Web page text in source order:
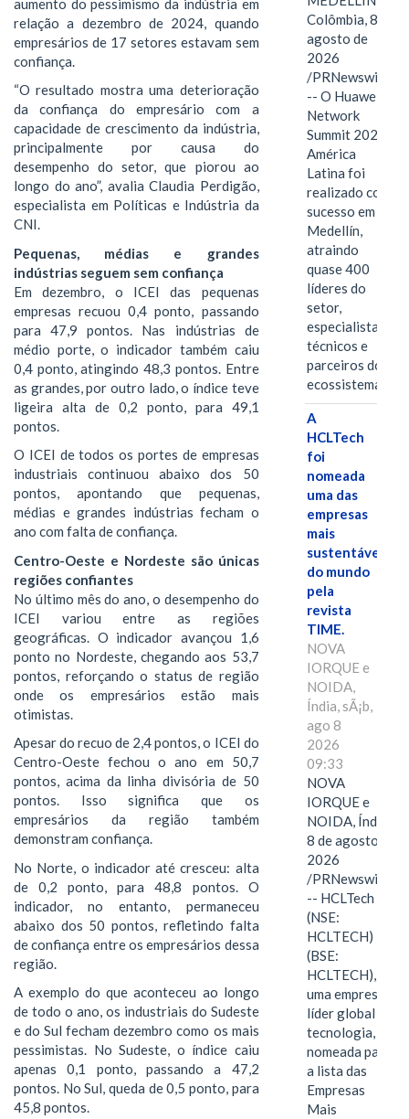
aumento do pessimismo da indústria em
relação a dezembro de 2024, quando
empresários de 17 setores estavam sem
confiança.
“O resultado mostra uma deterioração
da confiança do empresário com a
capacidade de crescimento da indústria,
principalmente por causa do
desempenho do setor, que piorou ao
longo do ano”, avalia Claudia Perdigão,
especialista em Políticas e Indústria da
CNI.
Pequenas, médias e grandes
indústrias seguem sem confiança
Em dezembro, o ICEI das pequenas
empresas recuou 0,4 ponto, passando
para 47,9 pontos. Nas indústrias de
médio porte, o indicador também caiu
0,4 ponto, atingindo 48,3 pontos. Entre
as grandes, por outro lado, o índice teve
ligeira alta de 0,2 ponto, para 49,1
pontos.
O ICEI de todos os portes de empresas
industriais continuou abaixo dos 50
pontos, apontando que pequenas,
médias e grandes indústrias fecham o
ano com falta de confiança.
Centro-Oeste e Nordeste são únicas
regiões confiantes
No último mês do ano, o desempenho do
ICEI variou entre as regiões
geográficas. O indicador avançou 1,6
ponto no Nordeste, chegando aos 53,7
pontos, reforçando o status de região
onde os empresários estão mais
otimistas.
Apesar do recuo de 2,4 pontos, o ICEI do
Centro-Oeste fechou o ano em 50,7
pontos, acima da linha divisória de 50
pontos. Isso significa que os
empresários da região também
demonstram confiança.
No Norte, o indicador até cresceu: alta
de 0,2 ponto, para 48,8 pontos. O
indicador, no entanto, permaneceu
abaixo dos 50 pontos, refletindo falta
de confiança entre os empresários dessa
região.
A exemplo do que aconteceu ao longo
de todo o ano, os industriais do Sudeste
e do Sul fecham dezembro como os mais
pessimistas. No Sudeste, o índice caiu
apenas 0,1 ponto, passando a 47,2
pontos. No Sul, queda de 0,5 ponto, para
45,8 pontos.
Colômbia, 8 de
agosto de
2026
/PRNewswire/
-- O Huawei
Network
Summit 2026
América
Latina foi
realizado com
sucesso em
Medellín,
atraindo
quase 400
líderes do
setor,
especialistas
técnicos e
parceiros do
ecossistema.…
A
HCLTech
foi
nomeada
uma das
empresas
mais
sustentáveis
do mundo
pela
revista
TIME.
NOVA
IORQUE e
NOIDA,
Índia, sÃ¡b,
ago 8
2026
09:33
NOVA
IORQUE e
NOIDA, Índia,
8 de agosto de
2026
/PRNewswire/
-- HCLTech
(NSE:
HCLTECH)
(BSE:
HCLTECH),
uma empresa
líder global em
tecnologia, foi
nomeada para
a lista das
Empresas
Mais